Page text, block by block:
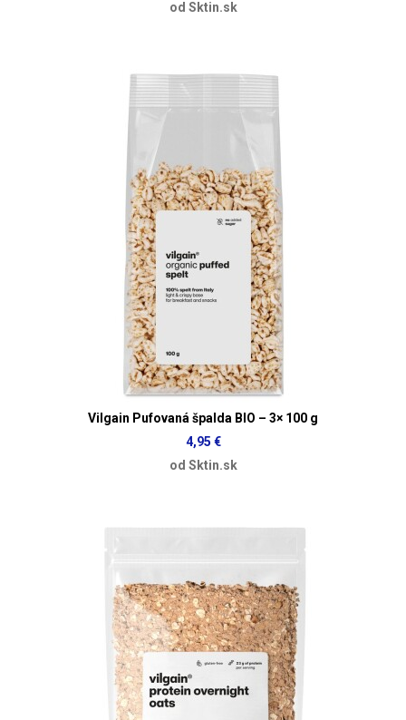
od Sktin.sk
Vilgain Pufovaná špalda BIO – 3× 100 g
4,95 €
od Sktin.sk